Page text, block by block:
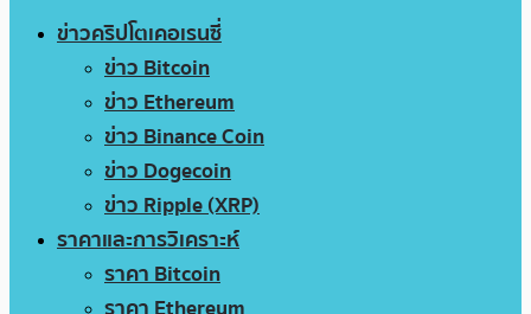
ข่าวคริปโตเคอเรนซี่
ข่าว Bitcoin
ข่าว Ethereum
ข่าว Binance Coin
ข่าว Dogecoin
ข่าว Ripple (XRP)
ราคาและการวิเคราะห์
ราคา Bitcoin